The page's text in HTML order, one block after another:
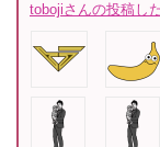
tobojiさんの投稿し